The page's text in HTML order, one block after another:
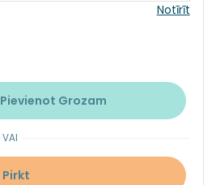
Notīrīt
Pievienot Grozam
VAI
Pirkt